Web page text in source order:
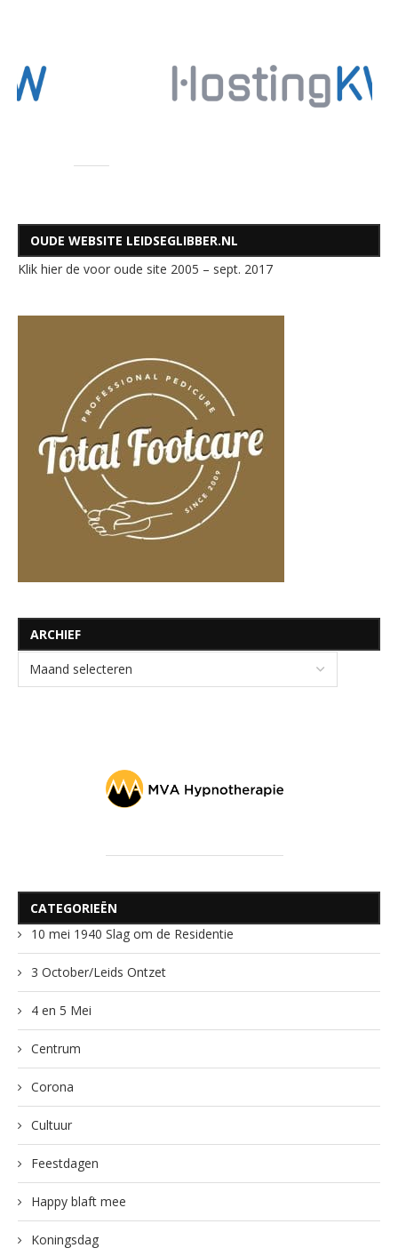
OUDE WEBSITE LEIDSEGLIBBER.NL
Klik hier de voor oude site 2005 – sept. 2017
ARCHIEF
CATEGORIEËN
10 mei 1940 Slag om de Residentie
3 October/Leids Ontzet
4 en 5 Mei
Centrum
Corona
Cultuur
Feestdagen
Happy blaft mee
Koningsdag